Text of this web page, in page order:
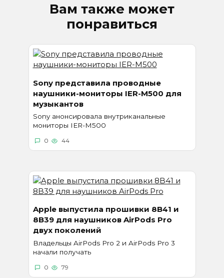
Вам также может
понравиться
Sony представила проводные
наушники-мониторы IER-M500 для
музыкантов
Sony анонсировала внутриканальные
мониторы IER-M500
0 44
Apple выпустила прошивки 8B41 и
8B39 для наушников AirPods Pro
двух поколений
Владельцы AirPods Pro 2 и AirPods Pro 3
начали получать
0 79